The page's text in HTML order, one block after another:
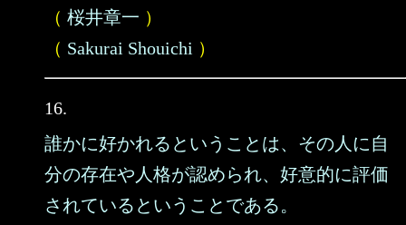
（ 桜井章一 ）
（ Sakurai Shouichi ）
16.
誰かに好かれるということは、その人に自
分の存在や人格が認められ、好意的に評価
されているということである。